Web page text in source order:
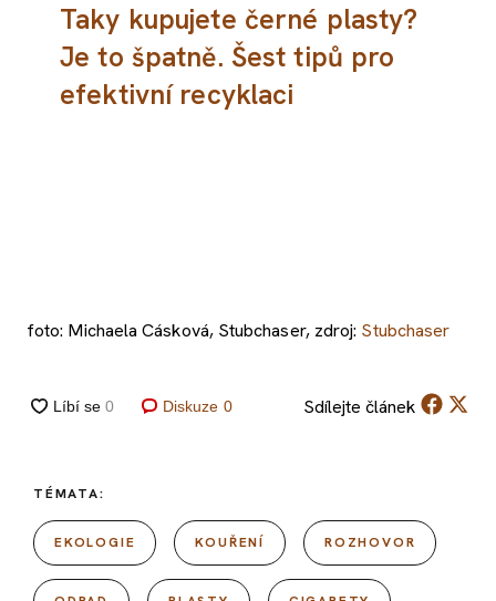
Taky kupujete černé plasty?
Je to špatně. Šest tipů pro
efektivní recyklaci
foto: Michaela Cásková, Stubchaser, zdroj: Stubchaser
Diskuze 0 Sdílejte článek
TÉMATA:
EKOLOGIE KOUŘENÍ ROZHOVOR